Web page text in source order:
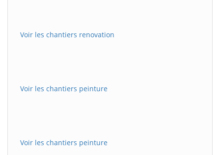
Voir les chantiers renovation
Voir les chantiers peinture
Voir les chantiers peinture